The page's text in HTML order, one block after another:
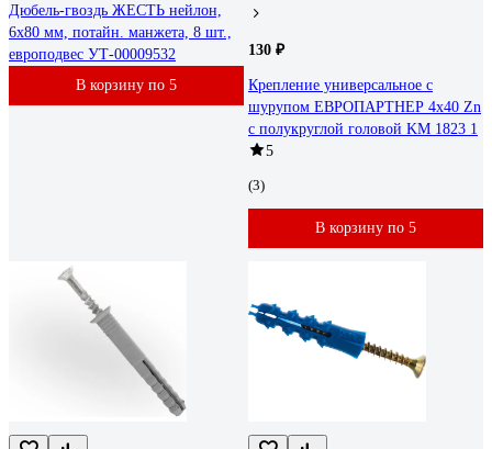
Дюбель-гвоздь ЖЕСТЬ нейлон,
6x80 мм, потайн. манжета, 8 шт.,
европодвес УТ-00009532
В корзину по 5
130 ₽
Крепление универсальное с
шурупом ЕВРОПАРТНЕР 4x40 Zn
с полукруглой головой KM 1823 1
5
(3)
В корзину по 5